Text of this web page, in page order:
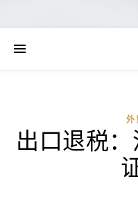
外
出口退税